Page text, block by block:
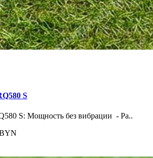
S
S: Мощность без вибрации - Ра..